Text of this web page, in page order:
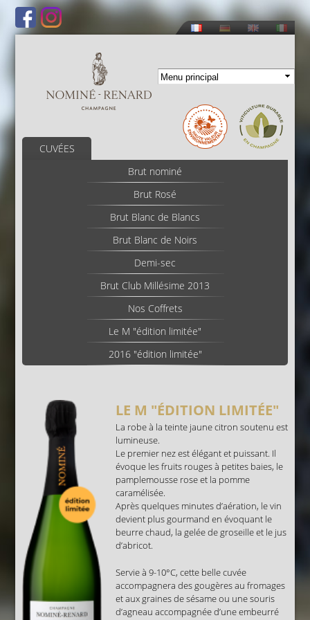
principal
CUVÉES
Brut nominé
Brut Rosé
Brut Blanc de Blancs
Brut Blanc de Noirs
Demi-sec
Brut Club Millésime 2013
Nos Coffrets
Le M "édition limitée"
2016 "édition limitée"
LE M "ÉDITION LIMITÉE"
La robe à la teinte jaune citron soutenu est
lumineuse.
Le premier nez est élégant et puissant. Il
évoque les fruits rouges à petites baies, le
pamplemousse rose et la pomme
caramélisée.
Après quelques minutes d’aération, le vin
devient plus gourmand en évoquant le
beurre chaud, la gelée de groseille et le jus
d’abricot.
Servie à 9-10°C, cette belle cuvée
accompagnera des gougères au fromages
et aux graines de sésame ou une souris
d’agneau accompagnée d’une embeurré